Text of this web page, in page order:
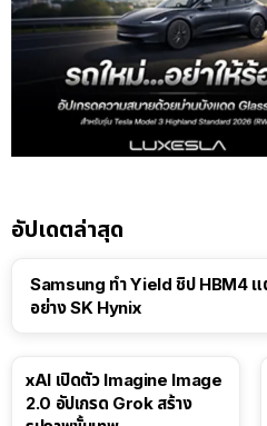
อัปเดตล่าสุด
Samsung ทำ Yield ชิป HBM4 แ
อย่าง SK Hynix
xAI เปิดตัว Imagine Image
2.0 อัปเกรด Grok สร้าง